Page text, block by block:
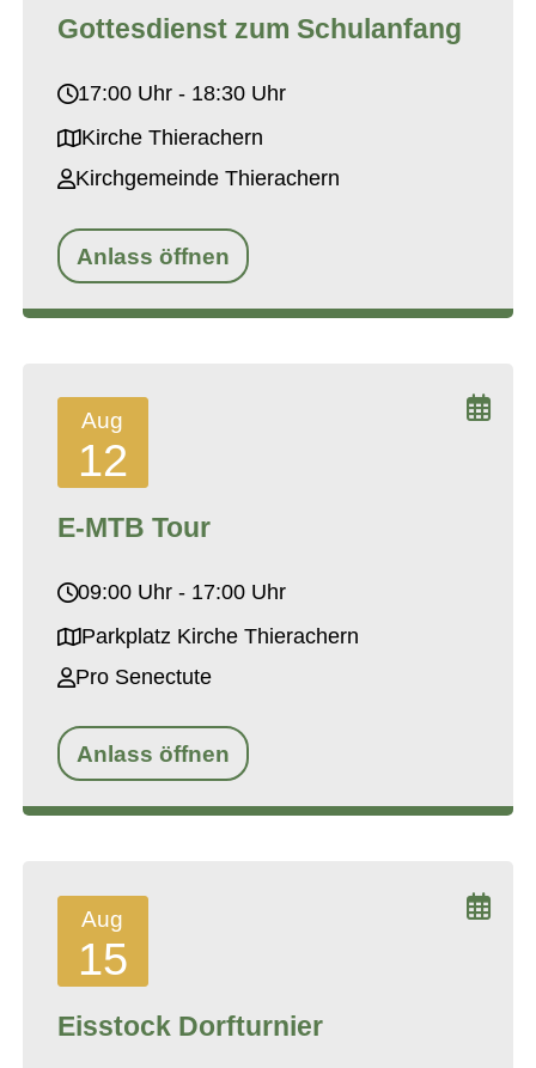
Gottesdienst zum Schulanfang
17:00 Uhr - 18:30 Uhr
Kirche Thierachern
Kirchgemeinde Thierachern
Anlass öffnen
Aug
12
E-MTB Tour
09:00 Uhr - 17:00 Uhr
Parkplatz Kirche Thierachern
Pro Senectute
Anlass öffnen
Aug
15
Eisstock Dorfturnier